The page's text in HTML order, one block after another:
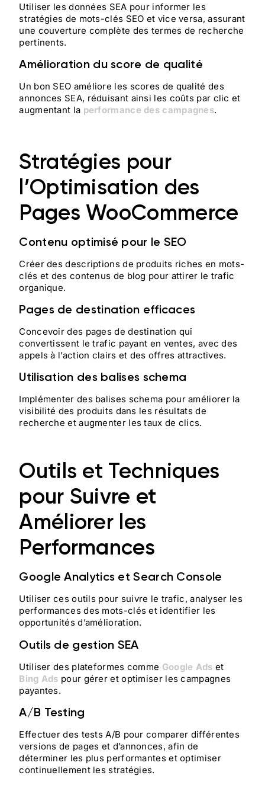
Utiliser les données SEA pour informer les
stratégies de mots-clés SEO et vice versa, assurant
une couverture complète des termes de recherche
pertinents.
Amélioration du score de qualité
Un bon SEO améliore les scores de qualité des
annonces SEA, réduisant ainsi les coûts par clic et
augmentant la performance des campagnes.
Stratégies pour
l’Optimisation des
Pages WooCommerce
Contenu optimisé pour le SEO
Créer des descriptions de produits riches en mots-
clés et des contenus de blog pour attirer le trafic
organique.
Pages de destination efficaces
Concevoir des pages de destination qui
convertissent le trafic payant en ventes, avec des
appels à l’action clairs et des offres attractives.
Utilisation des balises schema
Implémenter des balises schema pour améliorer la
visibilité des produits dans les résultats de
recherche et augmenter les taux de clics.
Outils et Techniques
pour Suivre et
Améliorer les
Performances
Google Analytics et Search Console
Utiliser ces outils pour suivre le trafic, analyser les
performances des mots-clés et identifier les
opportunités d’amélioration.
Outils de gestion SEA
Utiliser des plateformes comme Google Ads et
Bing Ads pour gérer et optimiser les campagnes
payantes.
A/B Testing
Effectuer des tests A/B pour comparer différentes
versions de pages et d’annonces, afin de
déterminer les plus performantes et optimiser
continuellement les stratégies.